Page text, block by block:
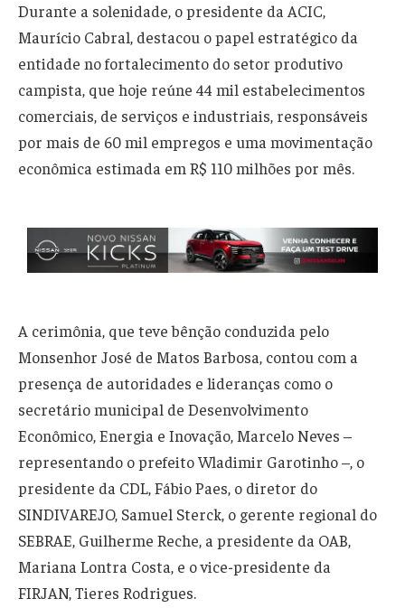
Durante a solenidade, o presidente da ACIC,
Maurício Cabral, destacou o papel estratégico da
entidade no fortalecimento do setor produtivo
campista, que hoje reúne 44 mil estabelecimentos
comerciais, de serviços e industriais, responsáveis
por mais de 60 mil empregos e uma movimentação
econômica estimada em R$ 110 milhões por mês.
A cerimônia, que teve bênção conduzida pelo
Monsenhor José de Matos Barbosa, contou com a
presença de autoridades e lideranças como o
secretário municipal de Desenvolvimento
Econômico, Energia e Inovação, Marcelo Neves –
representando o prefeito Wladimir Garotinho –, o
presidente da CDL, Fábio Paes, o diretor do
SINDIVAREJO, Samuel Sterck, o gerente regional do
SEBRAE, Guilherme Reche, a presidente da OAB,
Mariana Lontra Costa, e o vice-presidente da
FIRJAN, Tieres Rodrigues.